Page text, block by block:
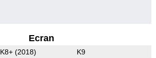
Ecran
K8+ (2018) K9